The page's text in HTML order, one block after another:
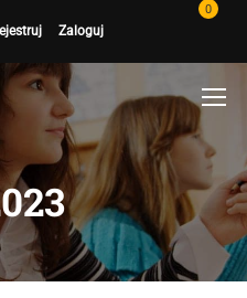
Zaloguj
0